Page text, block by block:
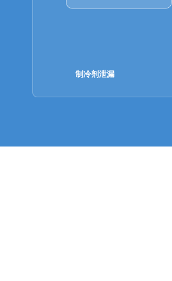
制冷剂泄漏